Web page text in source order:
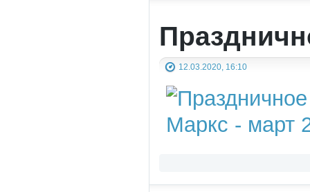
12.03.2020, 16:10